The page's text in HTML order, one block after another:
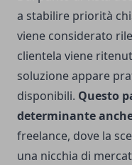
a stabilire priorità
viene considerato
clientela viene
soluzione appare
disponibili. Questo
determinante
freelance, dove la
una nicchia di